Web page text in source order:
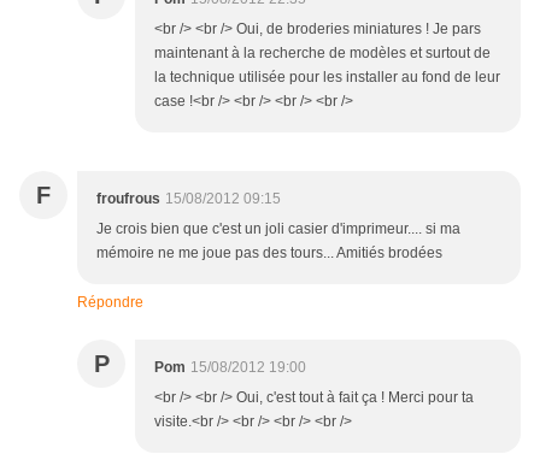
<br /> <br /> Oui, de broderies miniatures ! Je pars
maintenant à la recherche de modèles et surtout de
la technique utilisée pour les installer au fond de leur
case !<br /> <br /> <br /> <br />
F froufrous 15/08/2012 09:15
Je crois bien que c'est un joli casier d'imprimeur.... si ma
mémoire ne me joue pas des tours... Amitiés brodées
Répondre
P Pom 15/08/2012 19:00
<br /> <br /> Oui, c'est tout à fait ça ! Merci pour ta
visite.<br /> <br /> <br /> <br />